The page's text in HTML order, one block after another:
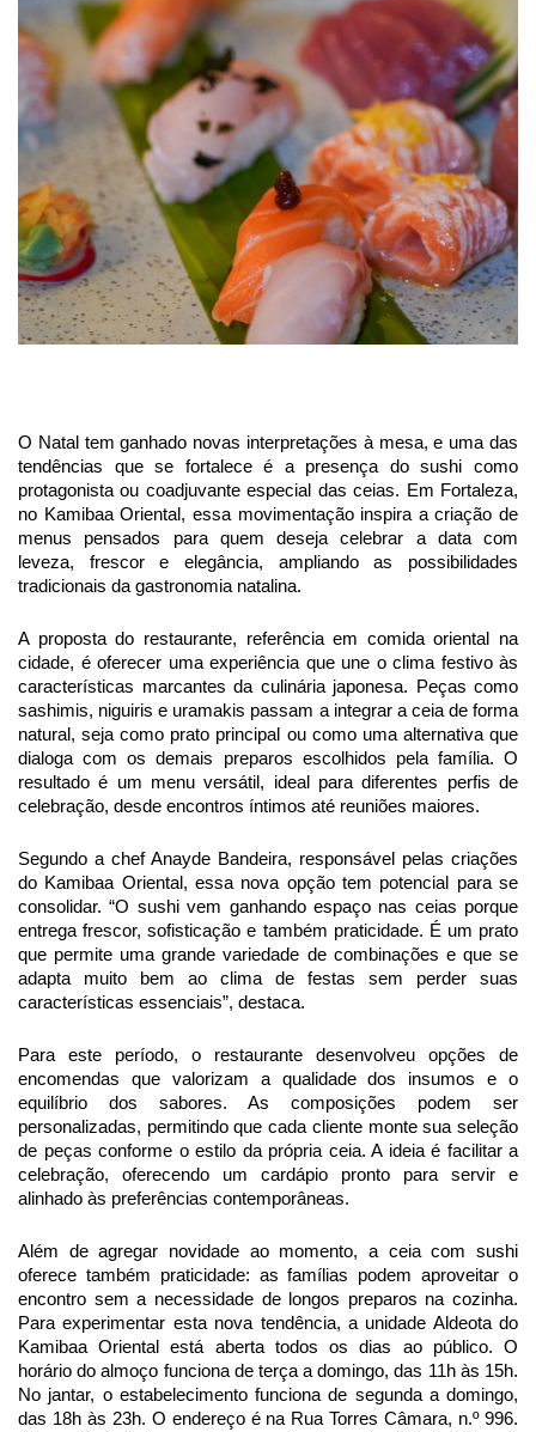
O Natal tem ganhado novas interpretações à mesa, e uma das
tendências que se fortalece é a presença do sushi como
protagonista ou coadjuvante especial das ceias. Em Fortaleza,
no Kamibaa Oriental, essa movimentação inspira a criação de
menus pensados para quem deseja celebrar a data com
leveza, frescor e elegância, ampliando as possibilidades
tradicionais da gastronomia natalina.
A proposta do restaurante, referência em comida oriental na
cidade, é oferecer uma experiência que une o clima festivo às
características marcantes da culinária japonesa. Peças como
sashimis, niguiris e uramakis passam a integrar a ceia de forma
natural, seja como prato principal ou como uma alternativa que
dialoga com os demais preparos escolhidos pela família. O
resultado é um menu versátil, ideal para diferentes perfis de
celebração, desde encontros íntimos até reuniões maiores.
Segundo a chef Anayde Bandeira, responsável pelas criações
do Kamibaa Oriental, essa nova opção tem potencial para se
consolidar. “O sushi vem ganhando espaço nas ceias porque
entrega frescor, sofisticação e também praticidade. É um prato
que permite uma grande variedade de combinações e que se
adapta muito bem ao clima de festas sem perder suas
características essenciais”, destaca.
Para este período, o restaurante desenvolveu opções de
encomendas que valorizam a qualidade dos insumos e o
equilíbrio dos sabores. As composições podem ser
personalizadas, permitindo que cada cliente monte sua seleção
de peças conforme o estilo da própria ceia. A ideia é facilitar a
celebração, oferecendo um cardápio pronto para servir e
alinhado às preferências contemporâneas.
Além de agregar novidade ao momento, a ceia com sushi
oferece também praticidade: as famílias podem aproveitar o
encontro sem a necessidade de longos preparos na cozinha.
Para experimentar esta nova tendência, a unidade Aldeota do
Kamibaa Oriental está aberta todos os dias ao público. O
horário do almoço funciona de terça a domingo, das 11h às 15h.
No jantar, o estabelecimento funciona de segunda a domingo,
das 18h às 23h. O endereço é na Rua Torres Câmara, n.º 996.